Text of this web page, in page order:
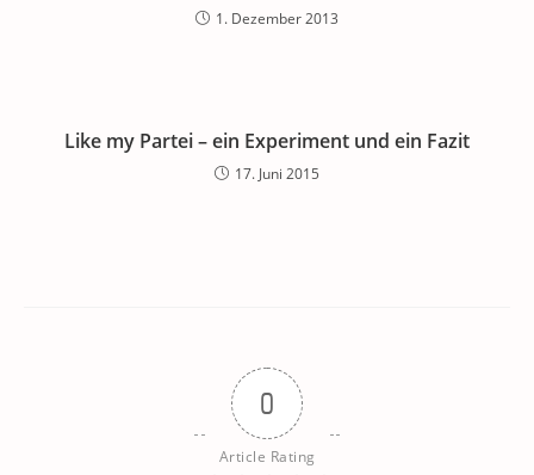
1. Dezember 2013
Like my Partei – ein Experiment und ein Fazit
17. Juni 2015
0
Article Rating